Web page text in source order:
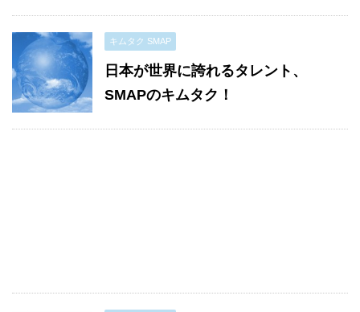
キムタク SMAP
日本が世界に誇れるタレント、
SMAPのキムタク！